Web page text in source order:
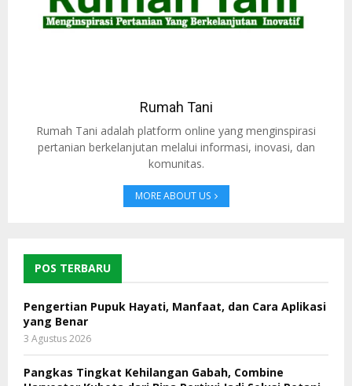
Rumah Tani
Rumah Tani adalah platform online yang menginspirasi
pertanian berkelanjutan melalui informasi, inovasi, dan
komunitas.
MORE ABOUT US
POS TERBARU
Pengertian Pupuk Hayati, Manfaat, dan Cara Aplikasi
yang Benar
3 Agustus 2026
Pangkas Tingkat Kehilangan Gabah, Combine